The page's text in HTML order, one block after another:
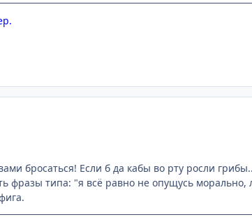
бросаться! Если б да кабы во рту росли
фразы типа: "я всё равно не опущусь